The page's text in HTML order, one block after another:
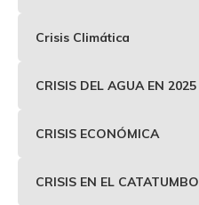
Crisis Climática
CRISIS DEL AGUA EN 2025
CRISIS ECONÓMICA
CRISIS EN EL CATATUMBO